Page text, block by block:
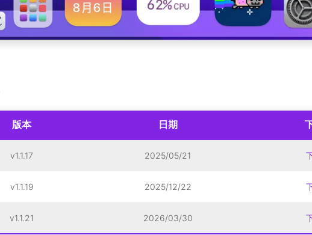
版本 日期
v1.1.17 2025/05/21
v1.1.19 2025/12/22
v1.1.21 2026/03/30